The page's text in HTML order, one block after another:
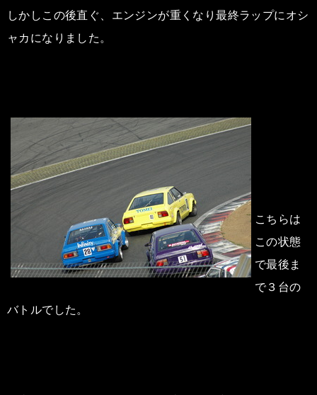
しかしこの後直ぐ、エンジンが重くなり最終ラップにオシ
ャカになりました。
こちらは
この状態
で最後ま
で３台の
バトルでした。